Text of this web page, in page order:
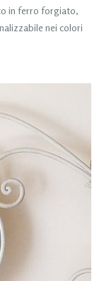
in ferro forgiato,
nei colori